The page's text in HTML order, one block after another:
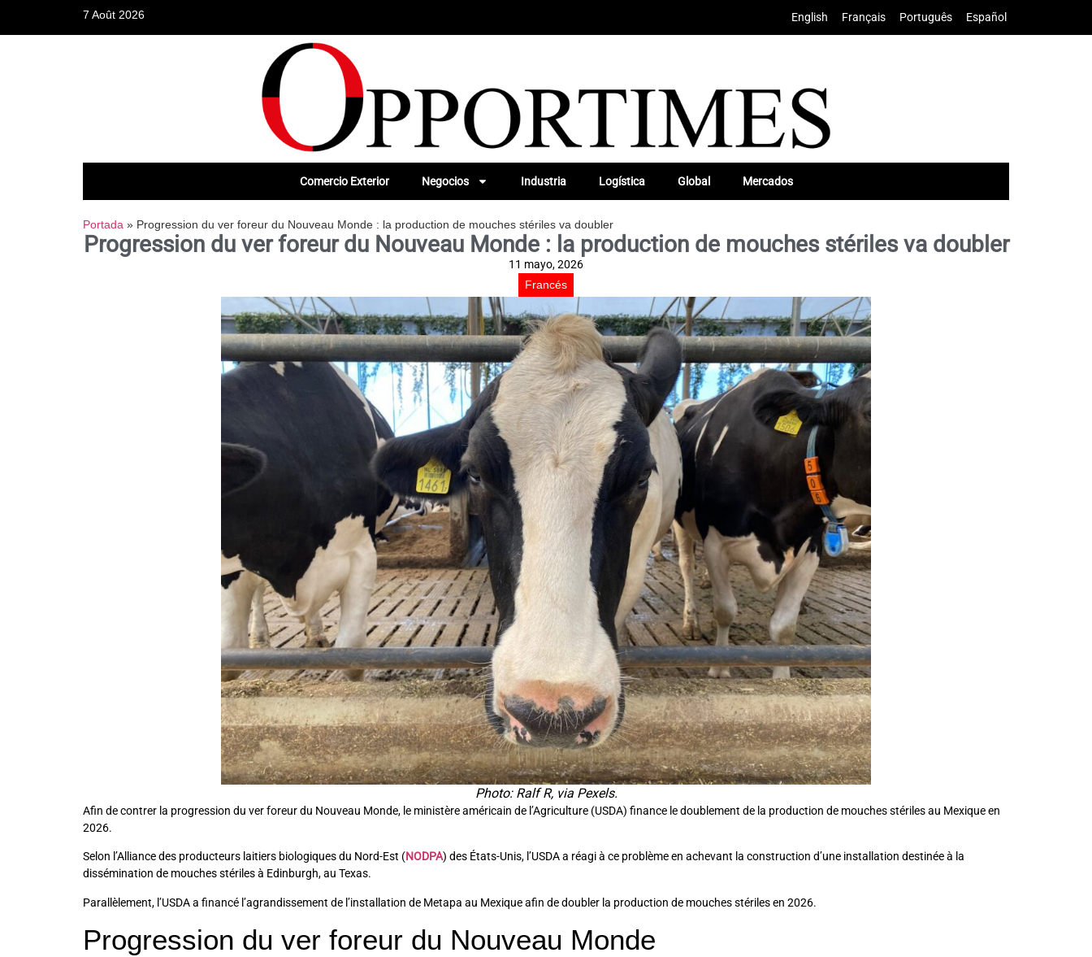
7 Août 2026 English Français Português Español
Comercio Exterior Negocios Industria Logística Global Mercados
Portada » Progression du ver foreur du Nouveau Monde : la production de mouches stériles va doubler
Progression du ver foreur du Nouveau Monde : la production de mouches stériles va doubler
11 mayo, 2026
Francés
Photo: Ralf R, via Pexels.
Afin de contrer la progression du ver foreur du Nouveau Monde, le ministère américain de l’Agriculture (USDA) finance le doublement de la production de mouches stériles au Mexique en
2026.
Selon l’Alliance des producteurs laitiers biologiques du Nord-Est (NODPA) des États-Unis, l’USDA a réagi à ce problème en achevant la construction d’une installation destinée à la
dissémination de mouches stériles à Edinburgh, au Texas.
Parallèlement, l’USDA a financé l’agrandissement de l’installation de Metapa au Mexique afin de doubler la production de mouches stériles en 2026.
Progression du ver foreur du Nouveau Monde